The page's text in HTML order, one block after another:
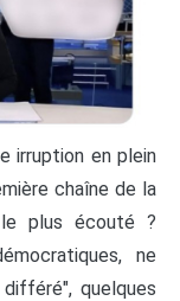
irruption en plein
chaîne de la
plus écouté ?
ne
quelques